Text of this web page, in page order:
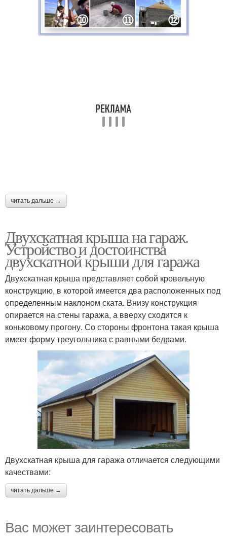
читать дальше →
Двухскатная крыша на гараж.
Устройство и достоинства
двухскатной крыши для гаража
Двухскатная крыша представляет собой кровельную
конструкцию, в которой имеется два расположенных под
определенным наклоном ската. Внизу конструкция
опирается на стены гаража, а вверху сходится к
коньковому прогону. Со стороны фронтона такая крыша
имеет форму треугольника с равными бедрами.
Двухскатная крыша для гаража отличается следующими
качествами:
читать дальше →
Вас может заинтересовать